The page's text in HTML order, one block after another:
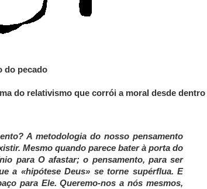
do pecado
do relativismo que corrói a moral desde dentro
A metodologia do nosso pensamento
Mesmo quando parece bater à porta do
para O afastar; o pensamento, para ser
a «hipótese Deus» se torne supérflua. E
para Ele. Queremo-nos a nós mesmos,